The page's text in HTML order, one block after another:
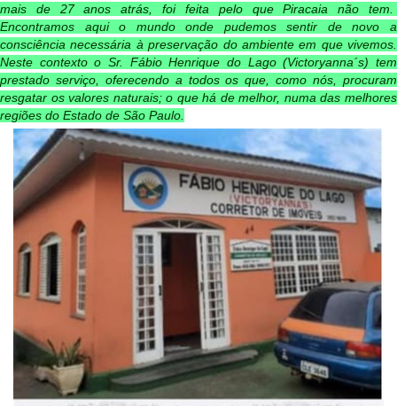
mais de 27 anos atrás, foi feita pelo que Piracaia não tem.
Encontramos aqui o mundo onde pudemos sentir de novo a
consciência necessária à preservação do ambiente em que vivemos.
Neste contexto o Sr. Fábio Henrique do Lago (Victoryanna´s) tem
prestado serviço, oferecendo a todos os que, como nós, procuram
resgatar os valores naturais; o que há de melhor, numa das melhores
regiões do Estado de São Paulo.